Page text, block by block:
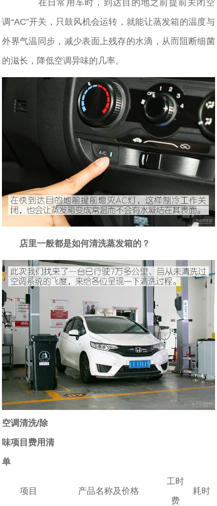
在日常用车时，到达目的地之前提前关闭空
调“AC”开关，只鼓风机会运转，就能让蒸发箱的温度与
外界气温同步，减少表面上残存的水滴，从而阻断细菌
的滋长，降低空调异味的几率。
店里一般都是如何清洗蒸发箱的？
空调清洗/除
味项目费用清
单
项目 产品名称及价格
工时
费
耗时